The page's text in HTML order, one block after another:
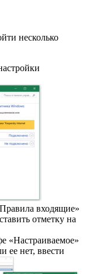
несколько
входящие»
отметку на
«Настраиваемое»
ее нет, ввести